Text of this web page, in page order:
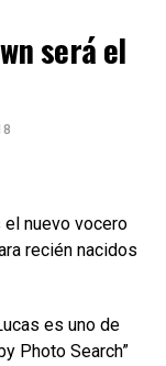
será el
el nuevo vocero
recién nacidos
es uno de
Photo Search”